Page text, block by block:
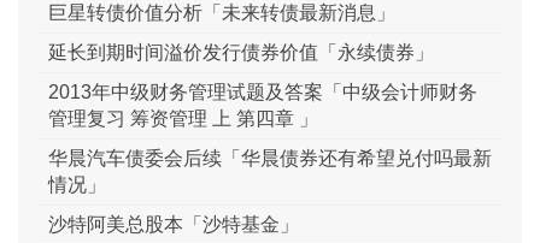
巨星转债价值分析「未来转债最新消息」
延长到期时间溢价发行债券价值「永续债券」
2013年中级财务管理试题及答案「中级会计师财务
管理复习 筹资管理 上 第四章 」
华晨汽车债委会后续「华晨债券还有希望兑付吗最新
情况」
沙特阿美总股本「沙特基金」